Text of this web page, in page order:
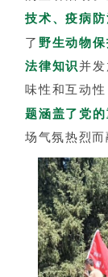
技术、疫病防
了 野生动物
法律知识并
味性和互动
题涵盖了党
场气氛热烈而